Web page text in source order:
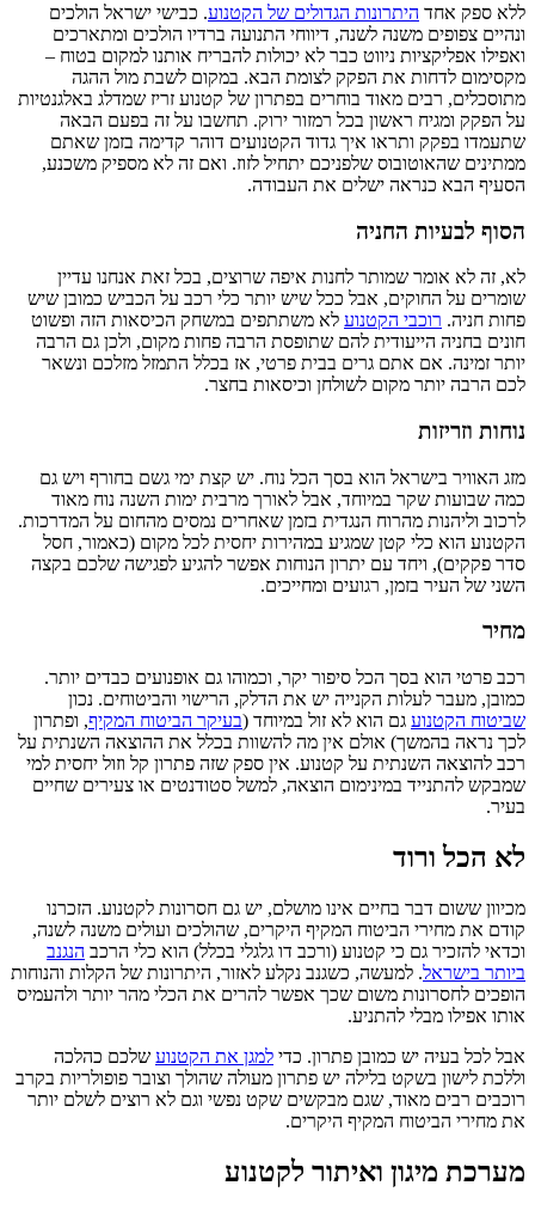
ללא ספק אחד היתרונות הגדולים של הקטנוע. כבישי ישראל הולכים
ונהיים צפופים משנה לשנה, דיווחי התנועה ברדיו הולכים ומתארכים
ואפילו אפליקציות ניווט כבר לא יכולות להבריח אותנו למקום בטוח –
מקסימום לדחות את הפקק לצומת הבא. במקום לשבת מול ההגה
מתוסכלים, רבים מאוד בוחרים בפתרון של קטנוע זריז שמדלג באלגנטיות
על הפקק ומגיח ראשון בכל רמזור ירוק. תחשבו על זה בפעם הבאה
שתעמדו בפקק ותראו איך גדוד הקטנועים דוהר קדימה בזמן שאתם
ממתינים שהאוטובוס שלפניכם יתחיל לזוז. ואם זה לא מספיק משכנע,
הסעיף הבא כנראה ישלים את העבודה.
הסוף לבעיות החניה
לא, זה לא אומר שמותר לחנות איפה שרוצים, בכל זאת אנחנו עדיין
שומרים על החוקים, אבל ככל שיש יותר כלי רכב על הכביש כמובן שיש
פחות חניה. רוכבי הקטנוע לא משתתפים במשחק הכיסאות הזה ופשוט
חונים בחניה הייעודית להם שתופסת הרבה פחות מקום, ולכן גם הרבה
יותר זמינה. אם אתם גרים בבית פרטי, אז בכלל התמזל מזלכם ונשאר
לכם הרבה יותר מקום לשולחן וכיסאות בחצר.
נוחות וזריזות
מזג האוויר בישראל הוא בסך הכל נוח. יש קצת ימי גשם בחורף ויש גם
כמה שבועות שקר במיוחד, אבל לאורך מרבית ימות השנה נוח מאוד
לרכוב וליהנות מהרוח הנגדית בזמן שאחרים נמסים מהחום על המדרכות.
הקטנוע הוא כלי קטן שמגיע במהירות יחסית לכל מקום (כאמור, חסל
סדר פקקים), ויחד עם יתרון הנוחות אפשר להגיע לפגישה שלכם בקצה
השני של העיר בזמן, רגועים ומחייכים.
מחיר
רכב פרטי הוא בסך הכל סיפור יקר, וכמוהו גם אופנועים כבדים יותר.
כמובן, מעבר לעלות הקנייה יש את הדלק, הרישוי והביטוחים. נכון
שביטוח הקטנוע גם הוא לא זול במיוחד (בעיקר הביטוח המקיף, ופתרון
לכך נראה בהמשך) אולם אין מה להשוות בכלל את ההוצאה השנתית על
רכב להוצאה השנתית על קטנוע. אין ספק שזה פתרון קל וזול יחסית למי
שמבקש להתנייד במינימום הוצאה, למשל סטודנטים או צעירים שחיים
בעיר.
לא הכל ורוד
מכיוון ששום דבר בחיים אינו מושלם, יש גם חסרונות לקטנוע. הזכרנו
קודם את מחירי הביטוח המקיף היקרים, שהולכים ועולים משנה לשנה,
וכדאי להזכיר גם כי קטנוע (ורכב דו גלגלי בכלל) הוא כלי הרכב הנגנב
ביותר בישראל. למעשה, כשגנב נקלע לאזור, היתרונות של הקלות והנוחות
הופכים לחסרונות משום שכך אפשר להרים את הכלי מהר יותר ולהעמיס
אותו אפילו מבלי להתניע.
אבל לכל בעיה יש כמובן פתרון. כדי למגן את הקטנוע שלכם כהלכה
וללכת לישון בשקט בלילה יש פתרון מעולה שהולך וצובר פופולריות בקרב
רוכבים רבים מאוד, שגם מבקשים שקט נפשי וגם לא רוצים לשלם יותר
את מחירי הביטוח המקיף היקרים.
מערכת מיגון ואיתור לקטנוע